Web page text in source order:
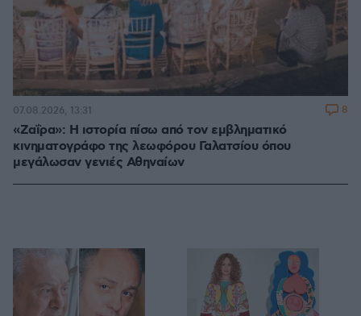
«Ζαΐρα»: Η ιστορία πίσω από τον εμβληματικό
κινηματογράφο της λεωφόρου Γαλατσίου όπου
μεγάλωσαν γενιές Αθηναίων
07.08.2026, 13:31 8